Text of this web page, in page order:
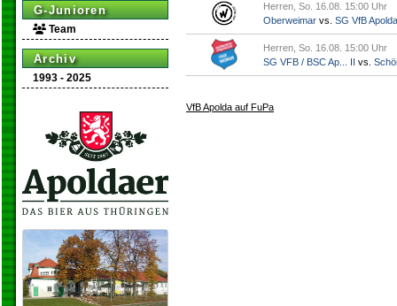
G-Junioren
Team
Archiv
1993 - 2025
Herren, So. 16.08. 15:00 Uhr
Oberweimar vs. SG VfB Apolda
Herren, So. 16.08. 15:00 Uhr
SG VFB / BSC Ap... II vs.
VfB Apolda auf FuPa